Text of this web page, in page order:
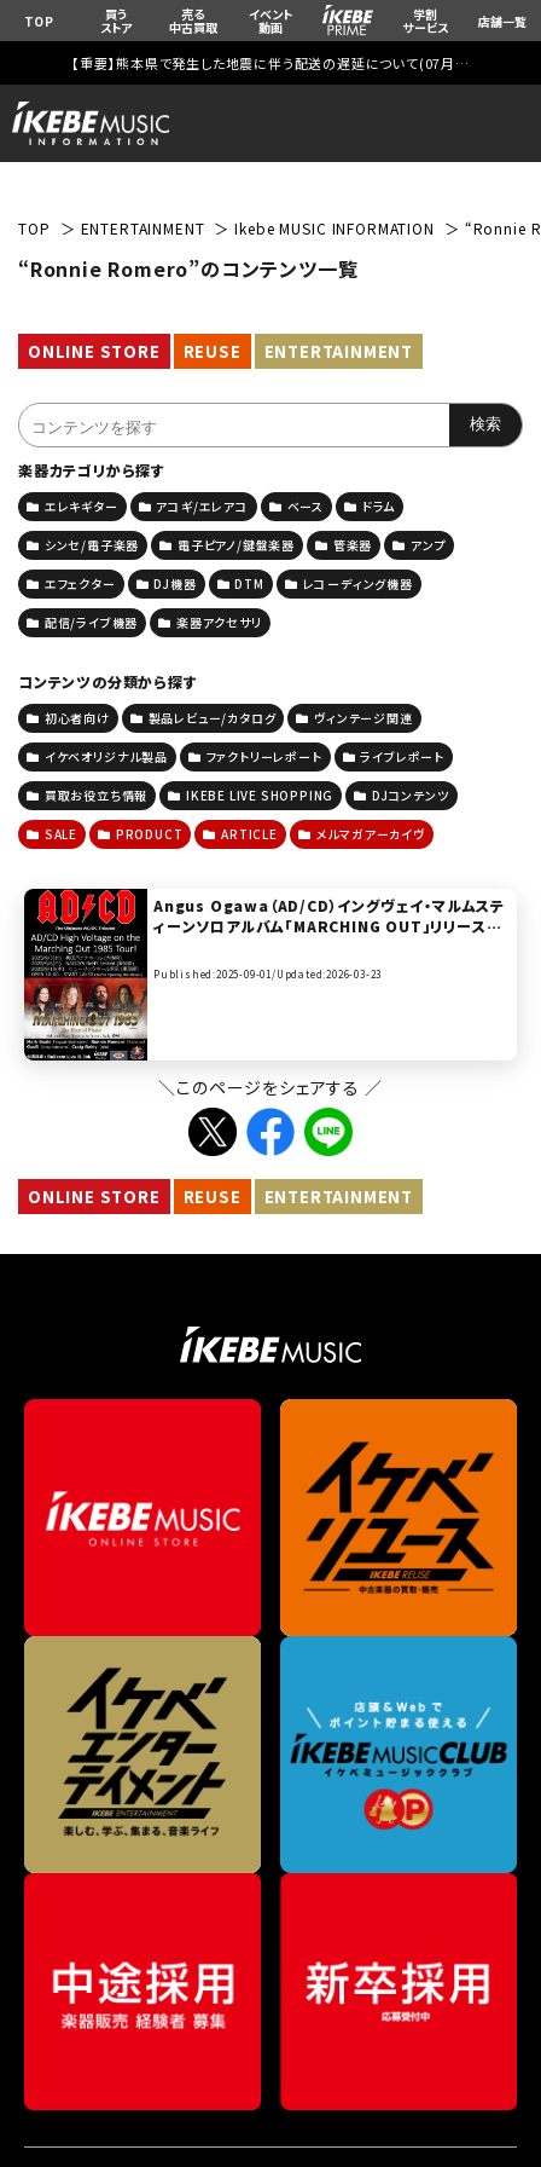
TOP 買う
ストア
売る
中古買取
イベント
動画
学割
サービス 店舗一覧
【重要】熊本県で発生した地震に伴う配送の遅延について(07月29日
TOP ENTERTAINMENT Ikebe MUSIC INFORMATION “Ronnie
“Ronnie Romero”のコンテンツ一覧
ONLINE STORE REUSE ENTERTAINMENT
楽器カテゴリから探す
エレキギター アコギ/エレアコ ベース ドラム
シンセ/電子楽器 電子ピアノ/鍵盤楽器 管楽器 アンプ
エフェクター DJ機器 DTM レコーディング機器
配信/ライブ機器 楽器アクセサリ
コンテンツの分類から探す
初心者向け 製品レビュー/カタログ ヴィンテージ関連
イケベオリジナル製品 ファクトリーレポート ライブレポート
買取お役立ち情報 IKEBE LIVE SHOPPING DJコンテンツ
SALE PRODUCT ARTICLE メルマガアーカイヴ
Angus Ogawa（AD/CD）イングヴェイ・マルムステ
ィーンソロアルバム「MARCHING OUT」リリース40
阪の３大都市で出演！
Published:2025-09-01/Updated:2026-03-23
＼このページをシェアする ／
ONLINE STORE REUSE ENTERTAINMENT